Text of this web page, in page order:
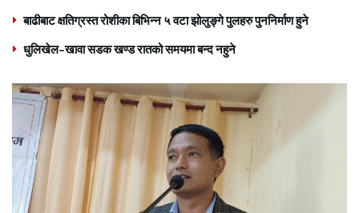
बाढीबाट क्षतिग्रस्त रोशीका बिभिन्न ५ वटा झोलुङ्गे पुलहरु पुननिर्माण हुने
धुलिखेल–खावा सडक खण्ड रातको समयमा बन्द नहुने